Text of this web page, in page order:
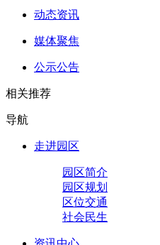
动态资讯
媒体聚焦
公示公告
相关推荐
导航
走进园区
园区简介
园区规划
区位交通
社会民生